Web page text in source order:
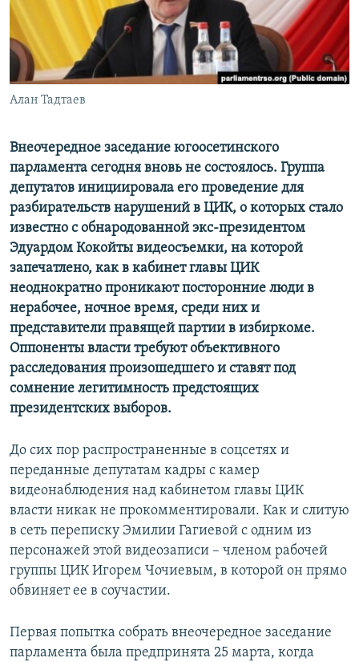
СПОРТ
МИР
БЛОГИ
ГОЛОСА
ЧИТАЕМ ПРЕССУ
АРХИВ РАДИОПРОГРАММЫ
Все сайты РСЕ/РС
Алан Тадтаев
Внеочередное заседание югоосетинского
парламента сегодня вновь не состоялось. Группа
депутатов инициировала его проведение для
разбирательств нарушений в ЦИК, о которых стало
известно с обнародованной экс-президентом
Эдуардом Кокойты видеосъемки, на которой
запечатлено, как в кабинет главы ЦИК
неоднократно проникают посторонние люди в
нерабочее, ночное время, среди них и
представители правящей партии в избиркоме.
Оппоненты власти требуют объективного
расследования произошедшего и ставят под
сомнение легитимность предстоящих
президентских выборов.
До сих пор распространенные в соцсетях и
переданные депутатам кадры с камер
видеонаблюдения над кабинетом главы ЦИК
власти никак не прокомментировали. Как и слитую
в сеть переписку Эмилии Гагиевой с одним из
персонажей этой видеозаписи – членом рабочей
группы ЦИК Игорем Чочиевым, в которой он прямо
обвиняет ее в соучастии.
Первая попытка собрать внеочередное заседание
парламента была предпринята 25 марта, когда